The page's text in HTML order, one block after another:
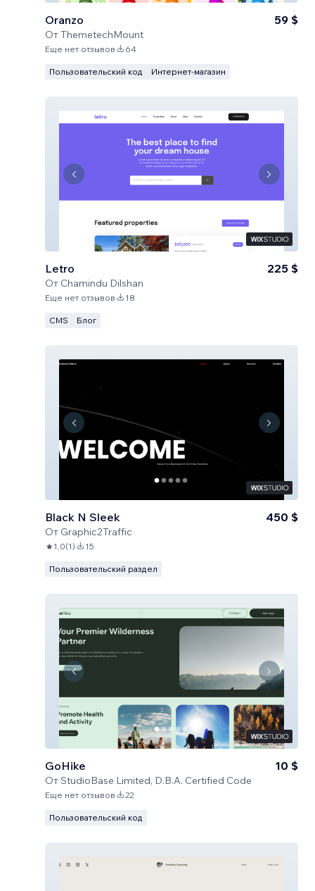
Oranzo
ОтThemetechMount
59 $
Еще нет отзывов 64
Пользовательский код Интернет-магазин
Letro
От Chamindu Dilshan
225 $
Еще нет отзывов 18
CMS Блог
Black N Sleek
От Graphic2Traffic
450 $
1,0(1) 15
Пользовательский раздел
GoHike
ОтStudioBase Limited, D.B.A. Certified Code
10 $
Еще нет отзывов 22
Пользовательский код